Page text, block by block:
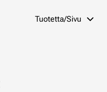
Tuotetta/Sivu